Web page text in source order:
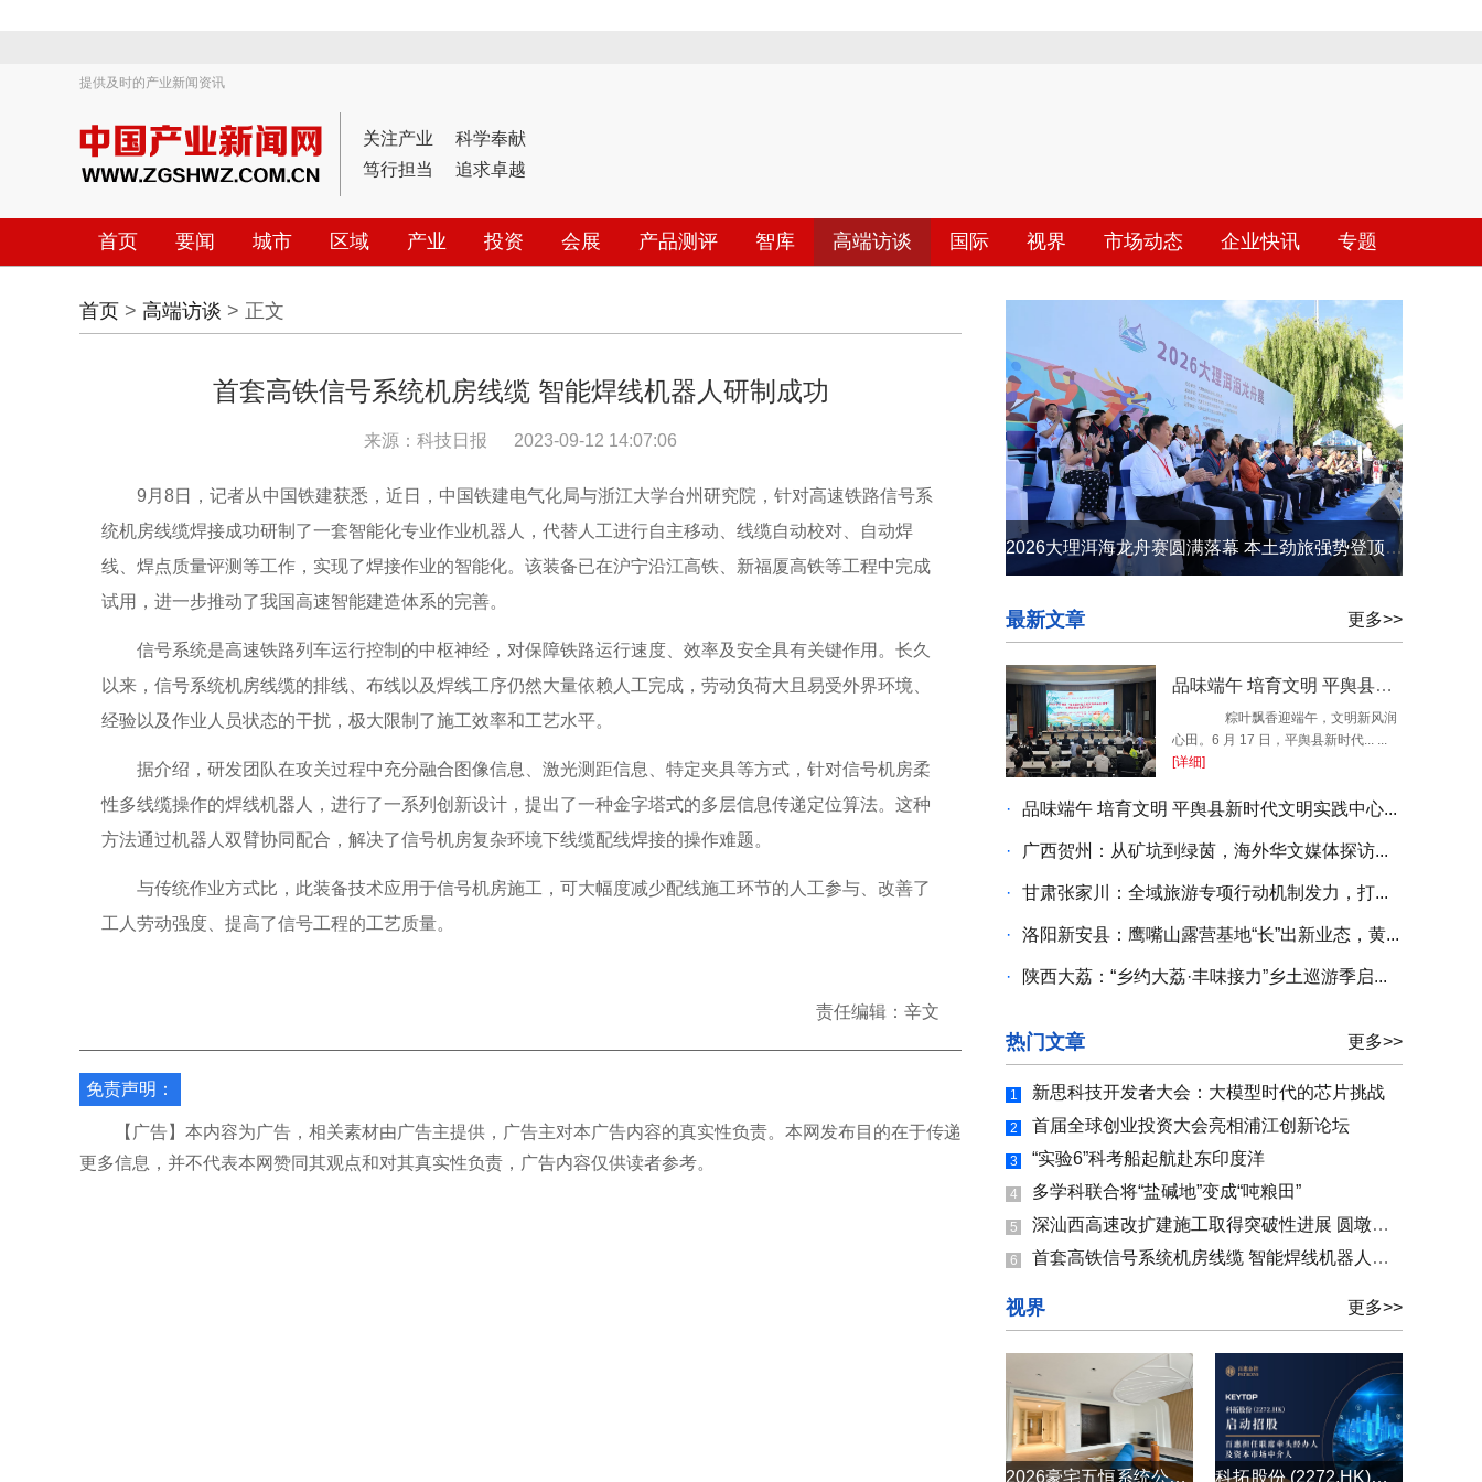
提供及时的产业新闻资讯
关注产业
科学奉献
笃行担当
追求卓越
首页 要闻 城市 区域 产业 投资 会展 产品测评 智库 高端访谈 国际 视界 市场动态 企业快讯 专题
首页 > 高端访谈 > 正文
首套高铁信号系统机房线缆 智能焊线机器人研制成功
来源：科技日报 2023-09-12 14:07:06
9月8日，记者从中国铁建获悉，近日，中国铁建电气化局与浙江大学台州研究院，针对高速铁路信号系
统机房线缆焊接成功研制了一套智能化专业作业机器人，代替人工进行自主移动、线缆自动校对、自动焊
线、焊点质量评测等工作，实现了焊接作业的智能化。该装备已在沪宁沿江高铁、新福厦高铁等工程中完成
试用，进一步推动了我国高速智能建造体系的完善。
信号系统是高速铁路列车运行控制的中枢神经，对保障铁路运行速度、效率及安全具有关键作用。长久
以来，信号系统机房线缆的排线、布线以及焊线工序仍然大量依赖人工完成，劳动负荷大且易受外界环境、
经验以及作业人员状态的干扰，极大限制了施工效率和工艺水平。
据介绍，研发团队在攻关过程中充分融合图像信息、激光测距信息、特定夹具等方式，针对信号机房柔
性多线缆操作的焊线机器人，进行了一系列创新设计，提出了一种金字塔式的多层信息传递定位算法。这种
方法通过机器人双臂协同配合，解决了信号机房复杂环境下线缆配线焊接的操作难题。
与传统作业方式比，此装备技术应用于信号机房施工，可大幅度减少配线施工环节的人工参与、改善了
工人劳动强度、提高了信号工程的工艺质量。
责任编辑：辛文
免责声明：
【广告】本内容为广告，相关素材由广告主提供，广告主对本广告内容的真实性负责。本网发布目的在于传递
更多信息，并不代表本网赞同其观点和对其真实性负责，广告内容仅供读者参考。
2026大理洱海龙舟赛圆满落幕 本土劲旅强势登顶 苍洱之间续写荣光
更多>>
最新文章
品味端午 培育文明 平舆县新时代文明实践中心开展端午民俗系列活动
粽叶飘香迎端午，文明新风润
心田。6 月 17 日，平舆县新时代... ...
[详细]
· 品味端午 培育文明 平舆县新时代文明实践中心...
· 广西贺州：从矿坑到绿茵，海外华文媒体探访...
· 甘肃张家川：全域旅游专项行动机制发力，打...
· 洛阳新安县：鹰嘴山露营基地“长”出新业态，黄...
· 陕西大荔：“乡约大荔·丰味接力”乡土巡游季启...
更多>>
热门文章
1 新思科技开发者大会：大模型时代的芯片挑战
2 首届全球创业投资大会亮相浦江创新论坛
3 “实验6”科考船起航赴东印度洋
4 多学科联合将“盐碱地”变成“吨粮田”
5 深汕西高速改扩建施工取得突破性进展 圆墩河特大桥按期合龙
6 首套高铁信号系统机房线缆 智能焊线机器人研制成功
更多>>
视界
2026豪宅五恒系统公司怎么选？别墅大平层全空气五恒系统原厂直供 科拓股份 (2272.HK)启动招股 百惠担任联席牵头经办人及资本市场中介人